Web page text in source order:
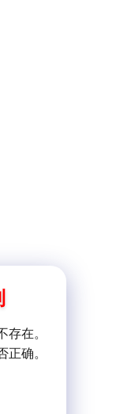
存在。
正确。